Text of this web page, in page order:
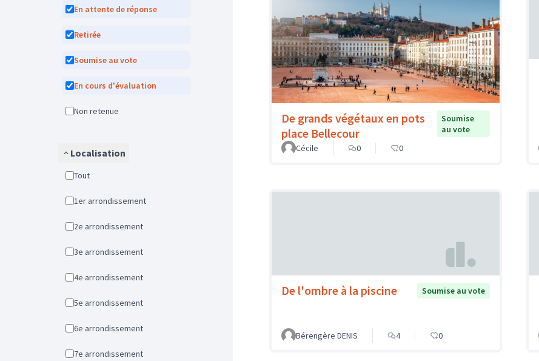
En attente de réponse
Retirée
Soumise au vote
En cours d'évaluation
Non retenue
Localisation
Tout
1er arrondissement
2e arrondissement
3e arrondissement
4e arrondissement
5e arrondissement
6e arrondissement
7e arrondissement
De grands végétaux en pots
place Bellecour
Soumise
au vote
Cécile
0 0
De l'ombre à la piscine Soumise au vote
Bérengère DENIS 4 0